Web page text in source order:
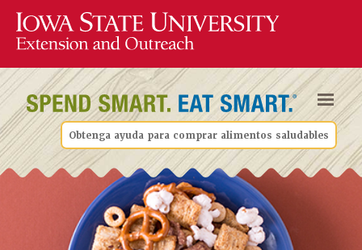
Obtenga ayuda para comprar alimentos saludables